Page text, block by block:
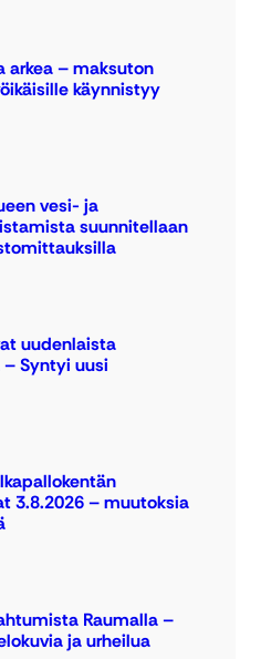
arkea – maksuton
käynnistyy
vesi- ja
suunnitellaan
uudenlaista
Syntyi uusi
3.8.2026 – muutoksia
Raumalla –
ja urheilua